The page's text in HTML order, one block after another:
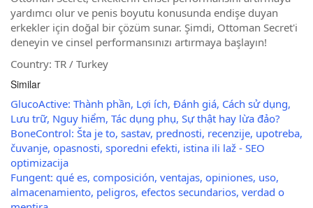
yardımcı olur ve penis boyutu konusunda endişe duyan
erkekler için doğal bir çözüm sunar. Şimdi, Ottoman Secret'i
deneyin ve cinsel performansınızı artırmaya başlayın!
Country: TR / Turkey
Similar
GlucoActive: Thành phần, Lợi ích, Đánh giá, Cách sử dụng,
Lưu trữ, Nguy hiểm, Tác dụng phụ, Sự thật hay lừa đảo?
BoneControl: Šta je to, sastav, prednosti, recenzije, upotreba,
čuvanje, opasnosti, sporedni efekti, istina ili laž - SEO
optimizacija
Fungent: qué es, composición, ventajas, opiniones, uso,
almacenamiento, peligros, efectos secundarios, verdad o